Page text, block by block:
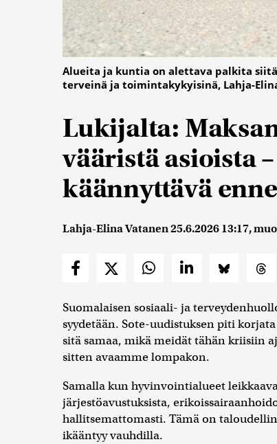
Alueita ja kuntia on alettava palkita
terveinä ja toimintakykyisinä, Lahja-
Lukijalta:
vääristä asioista
käännyttävä
Lahja-Elina Vatanen25.6.2026 13:17,
Suomalaisen sosiaali- ja
syydetään. Sote-uudistuksen piti
sitä samaa, mikä meidät tähän kriisiin
sitten avaamme lompakon.
Samalla kun hyvinvointialueet
järjestöavustuksista,
hallitsemattomasti. Tämä on
ikääntyy vauhdilla.